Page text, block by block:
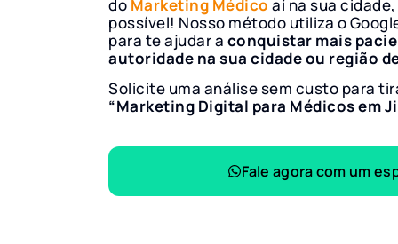
do Marketing Médico aí na sua
possível! Nosso método utiliza o
para te ajudar a conquistar mais
autoridade na sua cidade ou região
Solicite uma análise sem custo para
“Marketing Digital para Médicos em
Fale agora com um